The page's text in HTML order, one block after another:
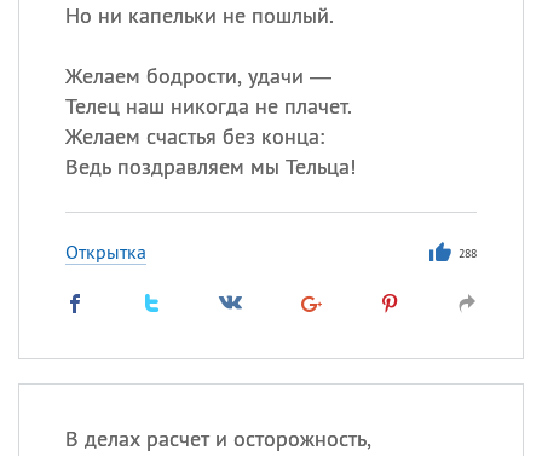
Но ни капельки не пошлый.
Желаем бодрости, удачи —
Телец наш никогда не плачет.
Желаем счастья без конца:
Ведь поздравляем мы Тельца!
Открытка 288
В делах расчет и осторожность,